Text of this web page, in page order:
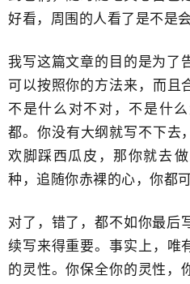
好看，周围的人看了是不是
我写这篇文章的目的是为了
可以按照你的方法来，​而且
不是什么对不对，不是什
都。​你没有大纲就写不下去
欢脚踩西瓜皮，那你就去​
种，追随你赤裸的心，你都
对了，错了，都不如你最后
续写来得重要。​事实上，唯
的灵性。你保全你的灵性，